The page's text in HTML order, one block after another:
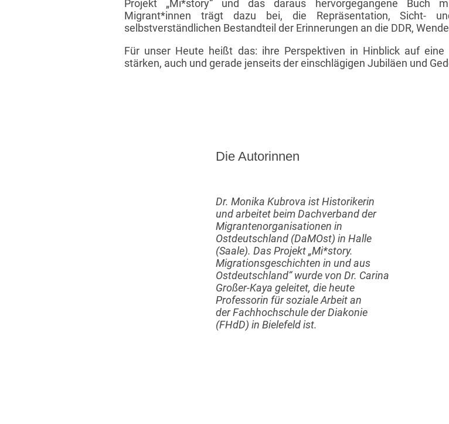
Projekt „Mi*story“ und das daraus hervorgegangene Buch
Migrant*innen trägt dazu bei, die Repräsentation, Sicht-
selbstverständlichen Bestandteil der Erinnerungen an die DDR,
Für unser Heute heißt das: ihre Perspektiven in Hinblick auf
stärken, auch und gerade jenseits der einschlägigen Jubiläen und
Die Autorinnen
Dr. Monika Kubrova ist Historikerin
und arbeitet beim Dachverband der
Migrantenorganisationen in
Ostdeutschland (DaMOst) in Halle
(Saale). Das Projekt „Mi*story.
Migrationsgeschichten in und aus
Ostdeutschland“ wurde von Dr. Carina
Großer-Kaya geleitet, die heute
Professorin für soziale Arbeit an
der Fachhochschule der Diakonie
(FHdD) in Bielefeld ist.